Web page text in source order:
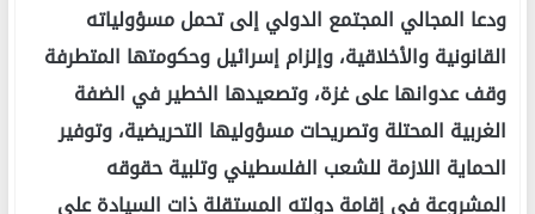
ودعا المجالي المجتمع الدولي إلى تحمل مسؤولياته
القانونية والأخلاقية، وإلزام إسرائيل وحكومتها المتطرفة
وقف عدوانها على غزة، وتصعيدها الخطير في الضفة
الغربية المحتلة وتصريحات مسؤوليها التحريضية، وتوفير
الحماية اللازمة للشعب الفلسطيني وتلبية حقوقه
المشروعة في إقامة دولته المستقلة ذات السيادة على